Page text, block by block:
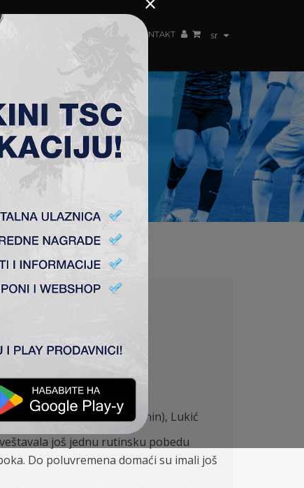
sr
TIM KONTAKT
Milićević, Silađi (80′ Rovčanin), Lukić
još jednu rutinsku pobedu
Do poluvremena domaći su imali još